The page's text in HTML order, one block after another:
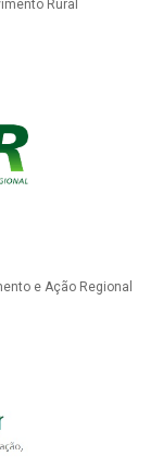
Rural
e Ação Regional